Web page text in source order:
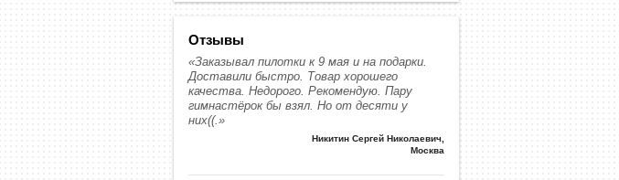
Отзывы
«Заказывал пилотки к 9 мая и на подарки.
Доставили быстро. Товар хорошего
качества. Недорого. Рекомендую. Пару
гимнастёрок бы взял. Но от десяти у
них((.»
Никитин Сергей Николаевич
Москва